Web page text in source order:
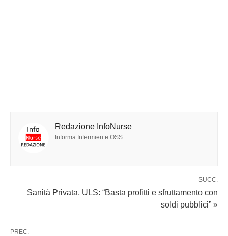
Redazione InfoNurse
Informa Infermieri e OSS
SUCC.
Sanità Privata, ULS: “Basta profitti e sfruttamento con
soldi pubblici” »
PREC.